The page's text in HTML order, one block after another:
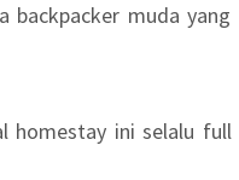
backpacker muda
homestay ini selalu